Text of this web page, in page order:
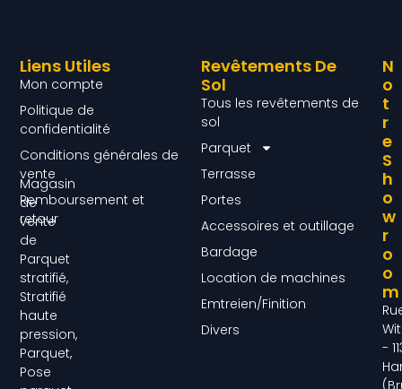
Magasin
de
vente
de
Parquet
stratifié,
Stratifié
haute
pression,
Parquet,
Pose
Revêtements De
Sol
Tous les revêtements de
sol
Parquet
Terrasse
Portes
Accessoires et outillage
Bardage
Location de machines
Emtreien/Finition
Divers
Liens Utiles
Mon compte
Politique de
confidentialité
Conditions générales de
vente
Remboursement et
retour
N
O
T
R
E
S
H
O
W
R
O
O
M
-